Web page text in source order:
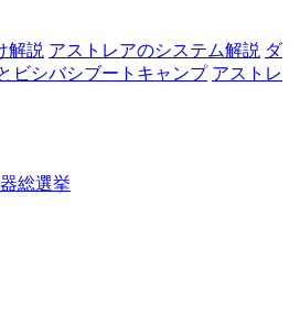
解説 アストレアのシステム解説 ダ
ビシバシブートキャンプ アストレ
総選挙